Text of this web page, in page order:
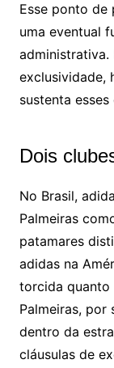
Esse ponto de
uma eventual
administrativa.
exclusividade,
sustenta
Dois
No Brasil,
Palmeiras
patamares
adidas na
torcida quanto
Palmeiras, por
dentro da
cláusulas de